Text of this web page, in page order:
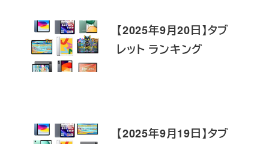
【2025年9月20日】タブ
レット ランキング
【2025年9月19日】タブ